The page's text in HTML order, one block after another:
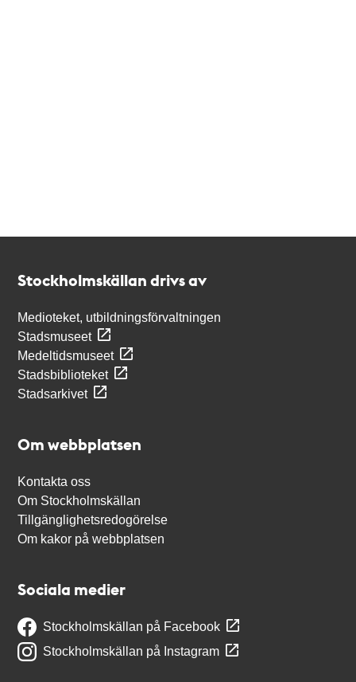
Stockholmskällan drivs av
Medioteket, utbildningsförvaltningen
Stadsmuseet
Medeltidsmuseet
Stadsbiblioteket
Stadsarkivet
Om webbplatsen
Kontakta oss
Om Stockholmskällan
Tillgänglighetsredogörelse
Om kakor på webbplatsen
Sociala medier
Stockholmskällan på Facebook
Stockholmskällan på Instagram